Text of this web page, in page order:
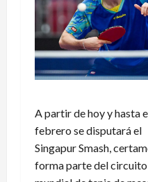
A partir de hoy y hasta
febrero se disputará el
Singapur Smash,
forma parte del circuito